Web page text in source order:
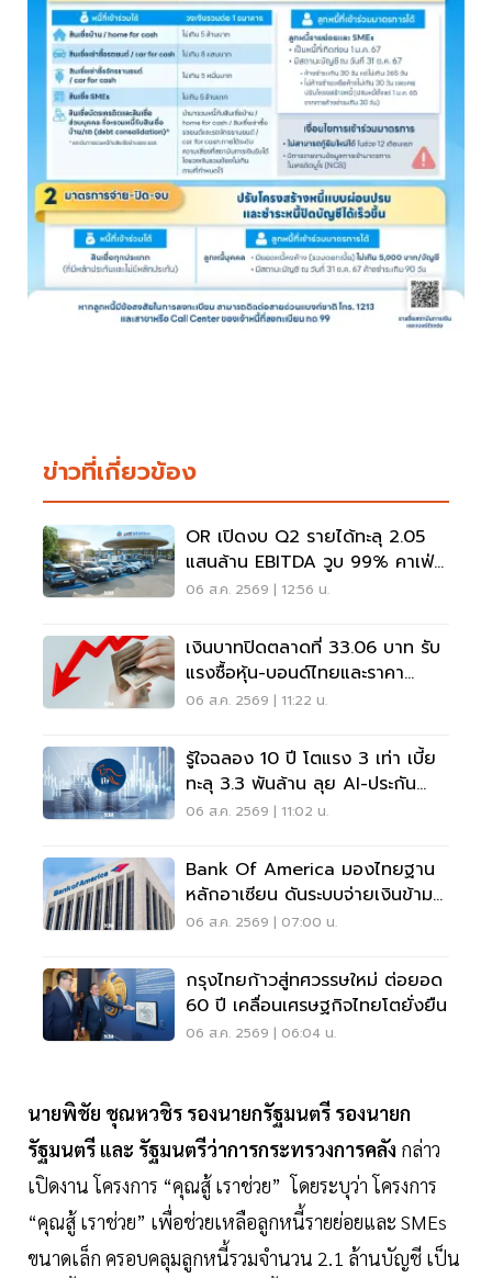
ข่าวที่เกี่ยวข้อง
OR เปิดงบ Q2 รายได้ทะลุ 2.05
แสนล้าน EBITDA วูบ 99% คาเฟ่อ
เมซอนขายนิวไฮ 117 ล้านแก้ว
06 ส.ค. 2569 | 12:56 น.
เงินบาทปิดตลาดที่ 33.06 บาท รับ
แรงซื้อหุ้น-บอนด์ไทยและราคา
ทองคำพุ่ง
06 ส.ค. 2569 | 11:22 น.
รู้ใจฉลอง 10 ปี โตแรง 3 เท่า เบี้ย
ทะลุ 3.3 พันล้าน ลุย AI-ประกัน
สุขภาพ
06 ส.ค. 2569 | 11:02 น.
Bank Of America มองไทยฐาน
หลักอาเซียน ดันระบบจ่ายเงินข้าม
พรมแดนเรียลไทม์
06 ส.ค. 2569 | 07:00 น.
กรุงไทยก้าวสู่ทศวรรษใหม่ ต่อยอด
60 ปี เคลื่อนเศรษฐกิจไทยโตยั่งยืน
06 ส.ค. 2569 | 06:04 น.
นายพิชัย ชุณหวชิร รองนายกรัฐมนตรี รองนายก
รัฐมนตรี และ รัฐมนตรีว่าการกระทรวงการคลัง กล่าว
เปิดงาน โครงการ “คุณสู้ เราช่วย” โดยระบุว่า โครงการ
“คุณสู้ เราช่วย” เพื่อช่วยเหลือลูกหนี้รายย่อยและ SMEs
ขนาดเล็ก ครอบคลุมลูกหนี้รวมจำนวน 2.1 ล้านบัญชี เป็น